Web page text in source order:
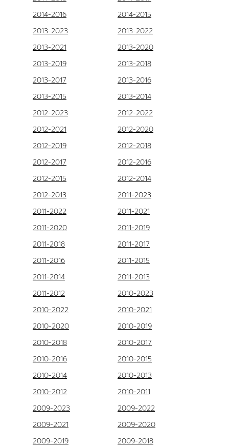
2014-2016
2014-2015
2013-2023
2013-2022
2013-2021
2013-2020
2013-2019
2013-2018
2013-2017
2013-2016
2013-2015
2013-2014
2012-2023
2012-2022
2012-2021
2012-2020
2012-2019
2012-2018
2012-2017
2012-2016
2012-2015
2012-2014
2012-2013
2011-2023
2011-2022
2011-2021
2011-2020
2011-2019
2011-2018
2011-2017
2011-2016
2011-2015
2011-2014
2011-2013
2011-2012
2010-2023
2010-2022
2010-2021
2010-2020
2010-2019
2010-2018
2010-2017
2010-2016
2010-2015
2010-2014
2010-2013
2010-2012
2010-2011
2009-2023
2009-2022
2009-2021
2009-2020
2009-2019
2009-2018